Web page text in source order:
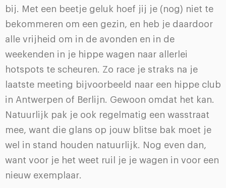
bij. Met een beetje geluk hoef jij je (nog) niet te
bekommeren om een gezin, en heb je daardoor
alle vrijheid om in de avonden en in de
weekenden in je hippe wagen naar allerlei
hotspots te scheuren. Zo race je straks na je
laatste meeting bijvoorbeeld naar een hippe club
in Antwerpen of Berlijn. Gewoon omdat het kan.
Natuurlijk pak je ook regelmatig een wasstraat
mee, want die glans op jouw blitse bak moet je
wel in stand houden natuurlijk. Nog even dan,
want voor je het weet ruil je je wagen in voor een
nieuw exemplaar.